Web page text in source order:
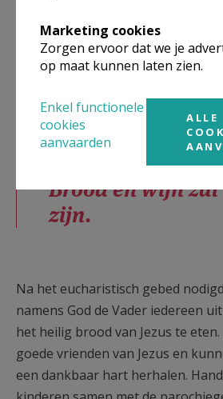
wij worden hier
verwacht.
reuzefijn,
daar heb ik naar
Brood en wijn zal
zijn.
Na het eucharistisch gebed
namens God de Vader iedereen
het heilig brood van Jezus te
goede vrienden van Jezus en
een dankbaar hart herhalen.
Marketing cookies
Zorgen ervoor dat we je
op maat kunnen laten zien.
Enkel functionele
cookies
aanvaarden
ALLE